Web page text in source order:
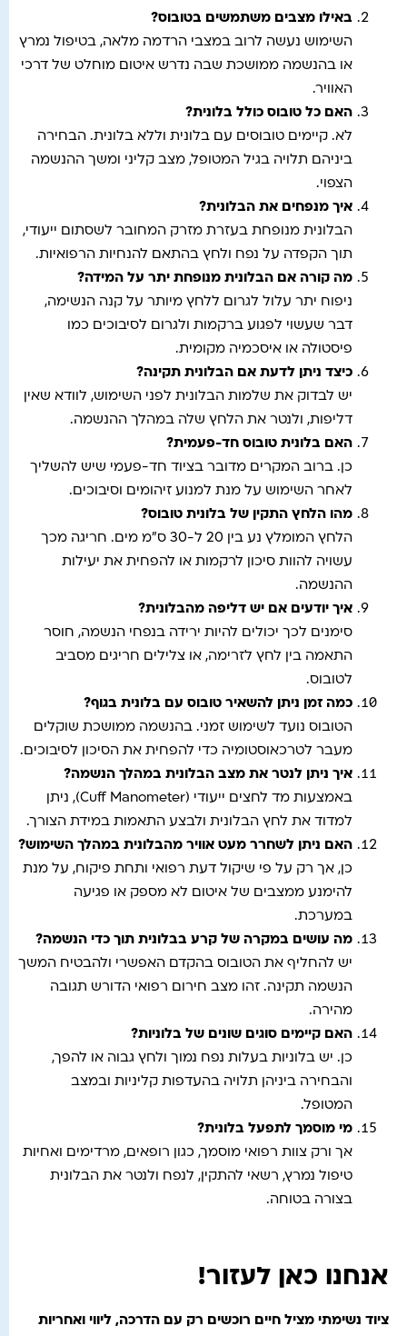
באילו מצבים משתמשים בטובוס?
השימוש נעשה לרוב במצבי הרדמה מלאה, בטיפול נמרץ
או בהנשמה ממושכת שבה נדרש איטום מוחלט של דרכי
האוויר.
האם כל טובוס כולל בלונית?
לא. קיימים טובוסים עם בלונית וללא בלונית. הבחירה
ביניהם תלויה בגיל המטופל, מצב קליני ומשך ההנשמה
הצפוי.
איך מנפחים את הבלונית?
הבלונית מנופחת בעזרת מזרק המחובר לשסתום ייעודי,
תוך הקפדה על נפח ולחץ בהתאם להנחיות הרפואיות.
מה קורה אם הבלונית מנופחת יתר על המידה?
ניפוח יתר עלול לגרום ללחץ מיותר על קנה הנשימה,
דבר שעשוי לפגוע ברקמות ולגרום לסיבוכים כמו
פיסטולה או איסכמיה מקומית.
כיצד ניתן לדעת אם הבלונית תקינה?
יש לבדוק את שלמות הבלונית לפני השימוש, לוודא שאין
דליפות, ולנטר את הלחץ שלה במהלך ההנשמה.
האם בלונית טובוס חד-פעמית?
כן. ברוב המקרים מדובר בציוד חד-פעמי שיש להשליך
לאחר השימוש על מנת למנוע זיהומים וסיבוכים.
מהו הלחץ התקין של בלונית טובוס?
הלחץ המומלץ נע בין 20 ל-30 ס"מ מים. חריגה מכך
עשויה להוות סיכון לרקמות או להפחית את יעילות
ההנשמה.
איך יודעים אם יש דליפה מהבלונית?
סימנים לכך יכולים להיות ירידה בנפחי הנשמה, חוסר
התאמה בין לחץ לזרימה, או צלילים חריגים מסביב
לטובוס.
כמה זמן ניתן להשאיר טובוס עם בלונית בגוף?
הטובוס נועד לשימוש זמני. בהנשמה ממושכת שוקלים
מעבר לטרכאוסטומיה כדי להפחית את הסיכון לסיבוכים.
איך ניתן לנטר את מצב הבלונית במהלך הנשמה?
באמצעות מד לחצים ייעודי (Cuff Manometer), ניתן
למדוד את לחץ הבלונית ולבצע התאמות במידת הצורך.
האם ניתן לשחרר מעט אוויר מהבלונית במהלך השימוש?
כן, אך רק על פי שיקול דעת רפואי ותחת פיקוח, על מנת
להימנע ממצבים של איטום לא מספק או פגיעה
במערכת.
מה עושים במקרה של קרע בבלונית תוך כדי הנשמה?
יש להחליף את הטובוס בהקדם האפשרי ולהבטיח המשך
הנשמה תקינה. זהו מצב חירום רפואי הדורש תגובה
מהירה.
האם קיימים סוגים שונים של בלוניות?
כן. יש בלוניות בעלות נפח נמוך ולחץ גבוה או להפך,
והבחירה ביניהן תלויה בהעדפות קליניות ובמצב
המטופל.
מי מוסמך לתפעל בלונית?
אך ורק צוות רפואי מוסמך, כגון רופאים, מרדימים ואחיות
טיפול נמרץ, רשאי להתקין, לנפח ולנטר את הבלונית
בצורה בטוחה.
אנחנו כאן לעזור!
ציוד נשימתי מציל חיים רוכשים רק עם הדרכה, ליווי ואחריות